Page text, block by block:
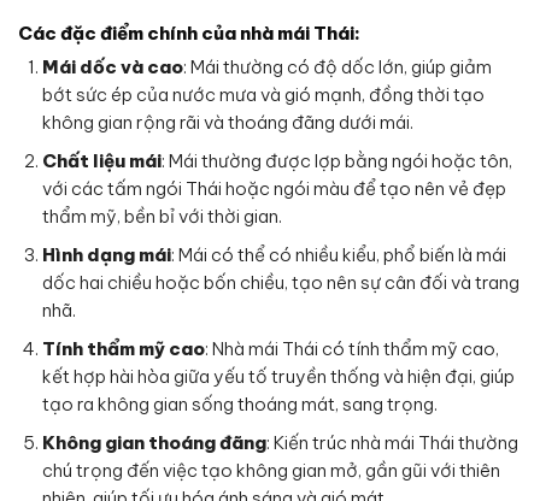
Các đặc điểm chính của nhà mái Thái:
Mái dốc và cao: Mái thường có độ dốc lớn, giúp giảm
bớt sức ép của nước mưa và gió mạnh, đồng thời tạo
không gian rộng rãi và thoáng đãng dưới mái.
Chất liệu mái: Mái thường được lợp bằng ngói hoặc tôn,
với các tấm ngói Thái hoặc ngói màu để tạo nên vẻ đẹp
thẩm mỹ, bền bỉ với thời gian.
Hình dạng mái: Mái có thể có nhiều kiểu, phổ biến là mái
dốc hai chiều hoặc bốn chiều, tạo nên sự cân đối và trang
nhã.
Tính thẩm mỹ cao: Nhà mái Thái có tính thẩm mỹ cao,
kết hợp hài hòa giữa yếu tố truyền thống và hiện đại, giúp
tạo ra không gian sống thoáng mát, sang trọng.
Không gian thoáng đãng: Kiến trúc nhà mái Thái thường
chú trọng đến việc tạo không gian mở, gần gũi với thiên